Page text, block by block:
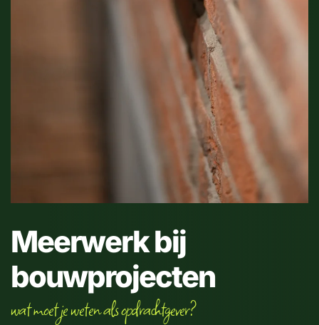
Meerwerk bij
bouwprojecten
wat moet je weten als opdrachtgever?